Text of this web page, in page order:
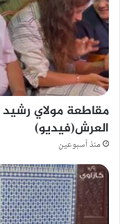
مقاطعة مولاي رشيد
العرش(فيديو)
منذ أسبوعين